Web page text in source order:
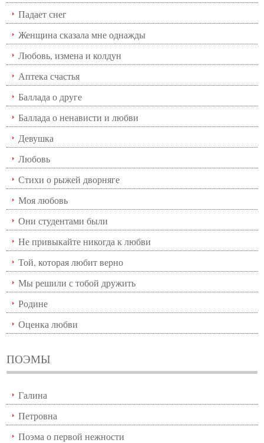
Падает снег
Женщина сказала мне однажды
Любовь, измена и колдун
Аптека счастья
Баллада о друге
Баллада о ненависти и любви
Девушка
Любовь
Стихи о рыжей дворняге
Моя любовь
Они студентами были
Не привыкайте никогда к любви
Той, которая любит верно
Мы решили с тобой дружить
Родине
Оценка любви
ПОЭМЫ
Галина
Петровна
Поэма о первой нежности